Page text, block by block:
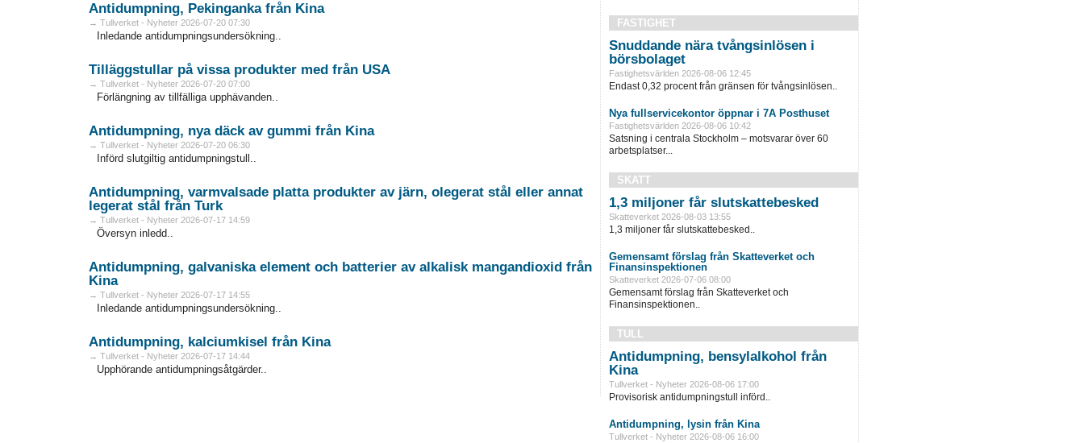
Antidumpning, Pekinganka från Kina
→ Tullverket - Nyheter 2026-07-20 07:30
Inledande antidumpningsundersökning..
Tilläggstullar på vissa produkter med från USA
→ Tullverket - Nyheter 2026-07-20 07:00
Förlängning av tillfälliga upphävanden..
Antidumpning, nya däck av gummi från Kina
→ Tullverket - Nyheter 2026-07-20 06:30
Införd slutgiltig antidumpningstull..
Antidumpning, varmvalsade platta produkter av järn, olegerat stål eller annat
legerat stål från Turk
→ Tullverket - Nyheter 2026-07-17 14:59
Översyn inledd..
Antidumpning, galvaniska element och batterier av alkalisk mangandioxid från
Kina
→ Tullverket - Nyheter 2026-07-17 14:55
Inledande antidumpningsundersökning..
Antidumpning, kalciumkisel från Kina
→ Tullverket - Nyheter 2026-07-17 14:44
Upphörande antidumpningsåtgärder..
FASTIGHET
Snuddande nära tvångsinlösen i
börsbolaget
Fastighetsvärlden 2026-08-06 12:45
Endast 0,32 procent från gränsen för tvångsinlösen..
Nya fullservicekontor öppnar i 7A Posthuset
Fastighetsvärlden 2026-08-06 10:42
Satsning i centrala Stockholm – motsvarar över 60
arbetsplatser...
SKATT
1,3 miljoner får slutskattebesked
Skatteverket 2026-08-03 13:55
1,3 miljoner får slutskattebesked..
Gemensamt förslag från Skatteverket och
Finansinspektionen
Skatteverket 2026-07-06 08:00
Gemensamt förslag från Skatteverket och
Finansinspektionen..
TULL
Antidumpning, bensylalkohol från
Kina
Tullverket - Nyheter 2026-08-06 17:00
Provisorisk antidumpningstull införd..
Antidumpning, lysin från Kina
Tullverket - Nyheter 2026-08-06 16:00